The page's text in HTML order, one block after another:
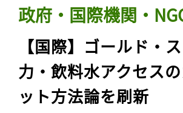
政府・国際機関・
【国際】ゴールド・
力・飲料水アクセス
ット方法論を刷新